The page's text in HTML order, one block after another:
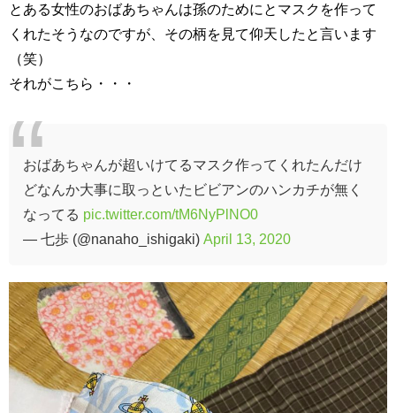
とある女性のおばあちゃんは孫のためにとマスクを作って
くれたそうなのですが、その柄を見て仰天したと言います
（笑）
それがこちら・・・
おばあちゃんが超いけてるマスク作ってくれたんだけ
どなんか大事に取っといたビビアンのハンカチが無く
なってる pic.twitter.com/tM6NyPlNO0
— 七歩 (@nanaho_ishigaki) April 13, 2020